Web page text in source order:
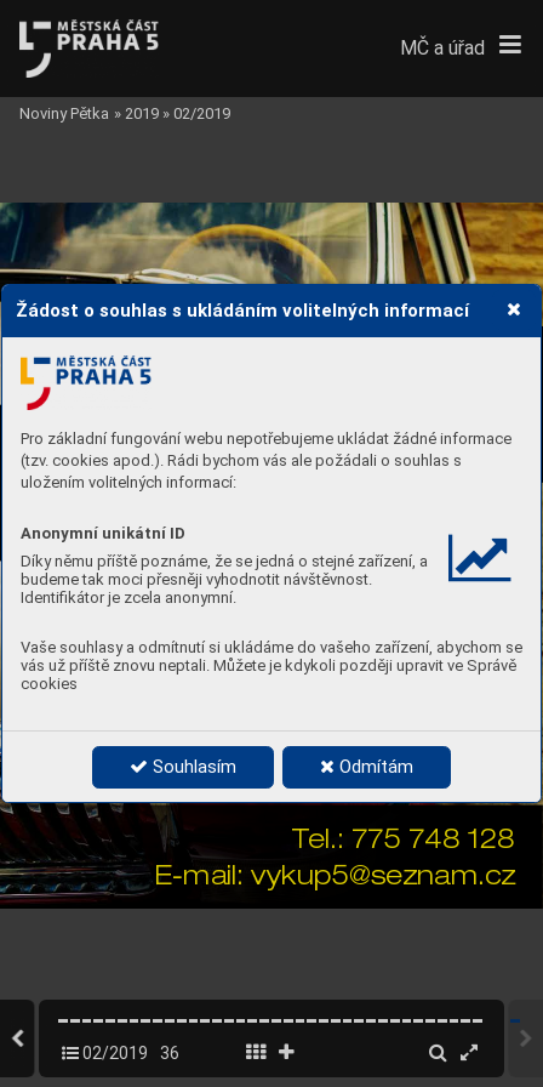
Žádost o souhlas s ukládáním volitelných informací
Pro základní fungování webu nepotřebujeme ukládat žádné informace
(tzv. cookies apod.). Rádi bychom vás ale požádali o souhlas s
uložením volitelných informací:
Anonymní unikátní ID
Díky němu příště poznáme, že se jedná o stejné zařízení, a
budeme tak moci přesněji vyhodnotit návštěvnost.
Identifikátor je zcela anonymní.
Vaše souhlasy a odmítnutí si ukládáme do vašeho zařízení, abychom se
vás už příště znovu neptali. Můžete je kdykoli později upravit ve Správě
cookies
Souhlasím Odmítám


Tel.: 775 748 128
E-mail: vykup5@seznam.cz
MČ a úřad
Noviny Pětka » 2019 » 02/2019
02/2019 36